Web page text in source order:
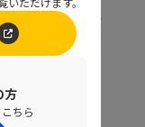
るID、見きれな
故を生む理由
方
ちら